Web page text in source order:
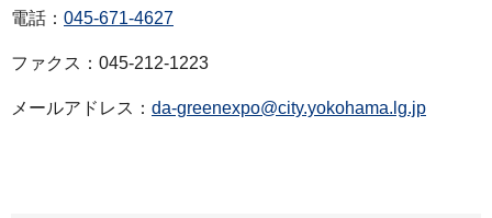
電話： 045-671-4627
ファクス：045-212-1223
メールアドレス： da-greenexpo@city.yokohama.lg.jp